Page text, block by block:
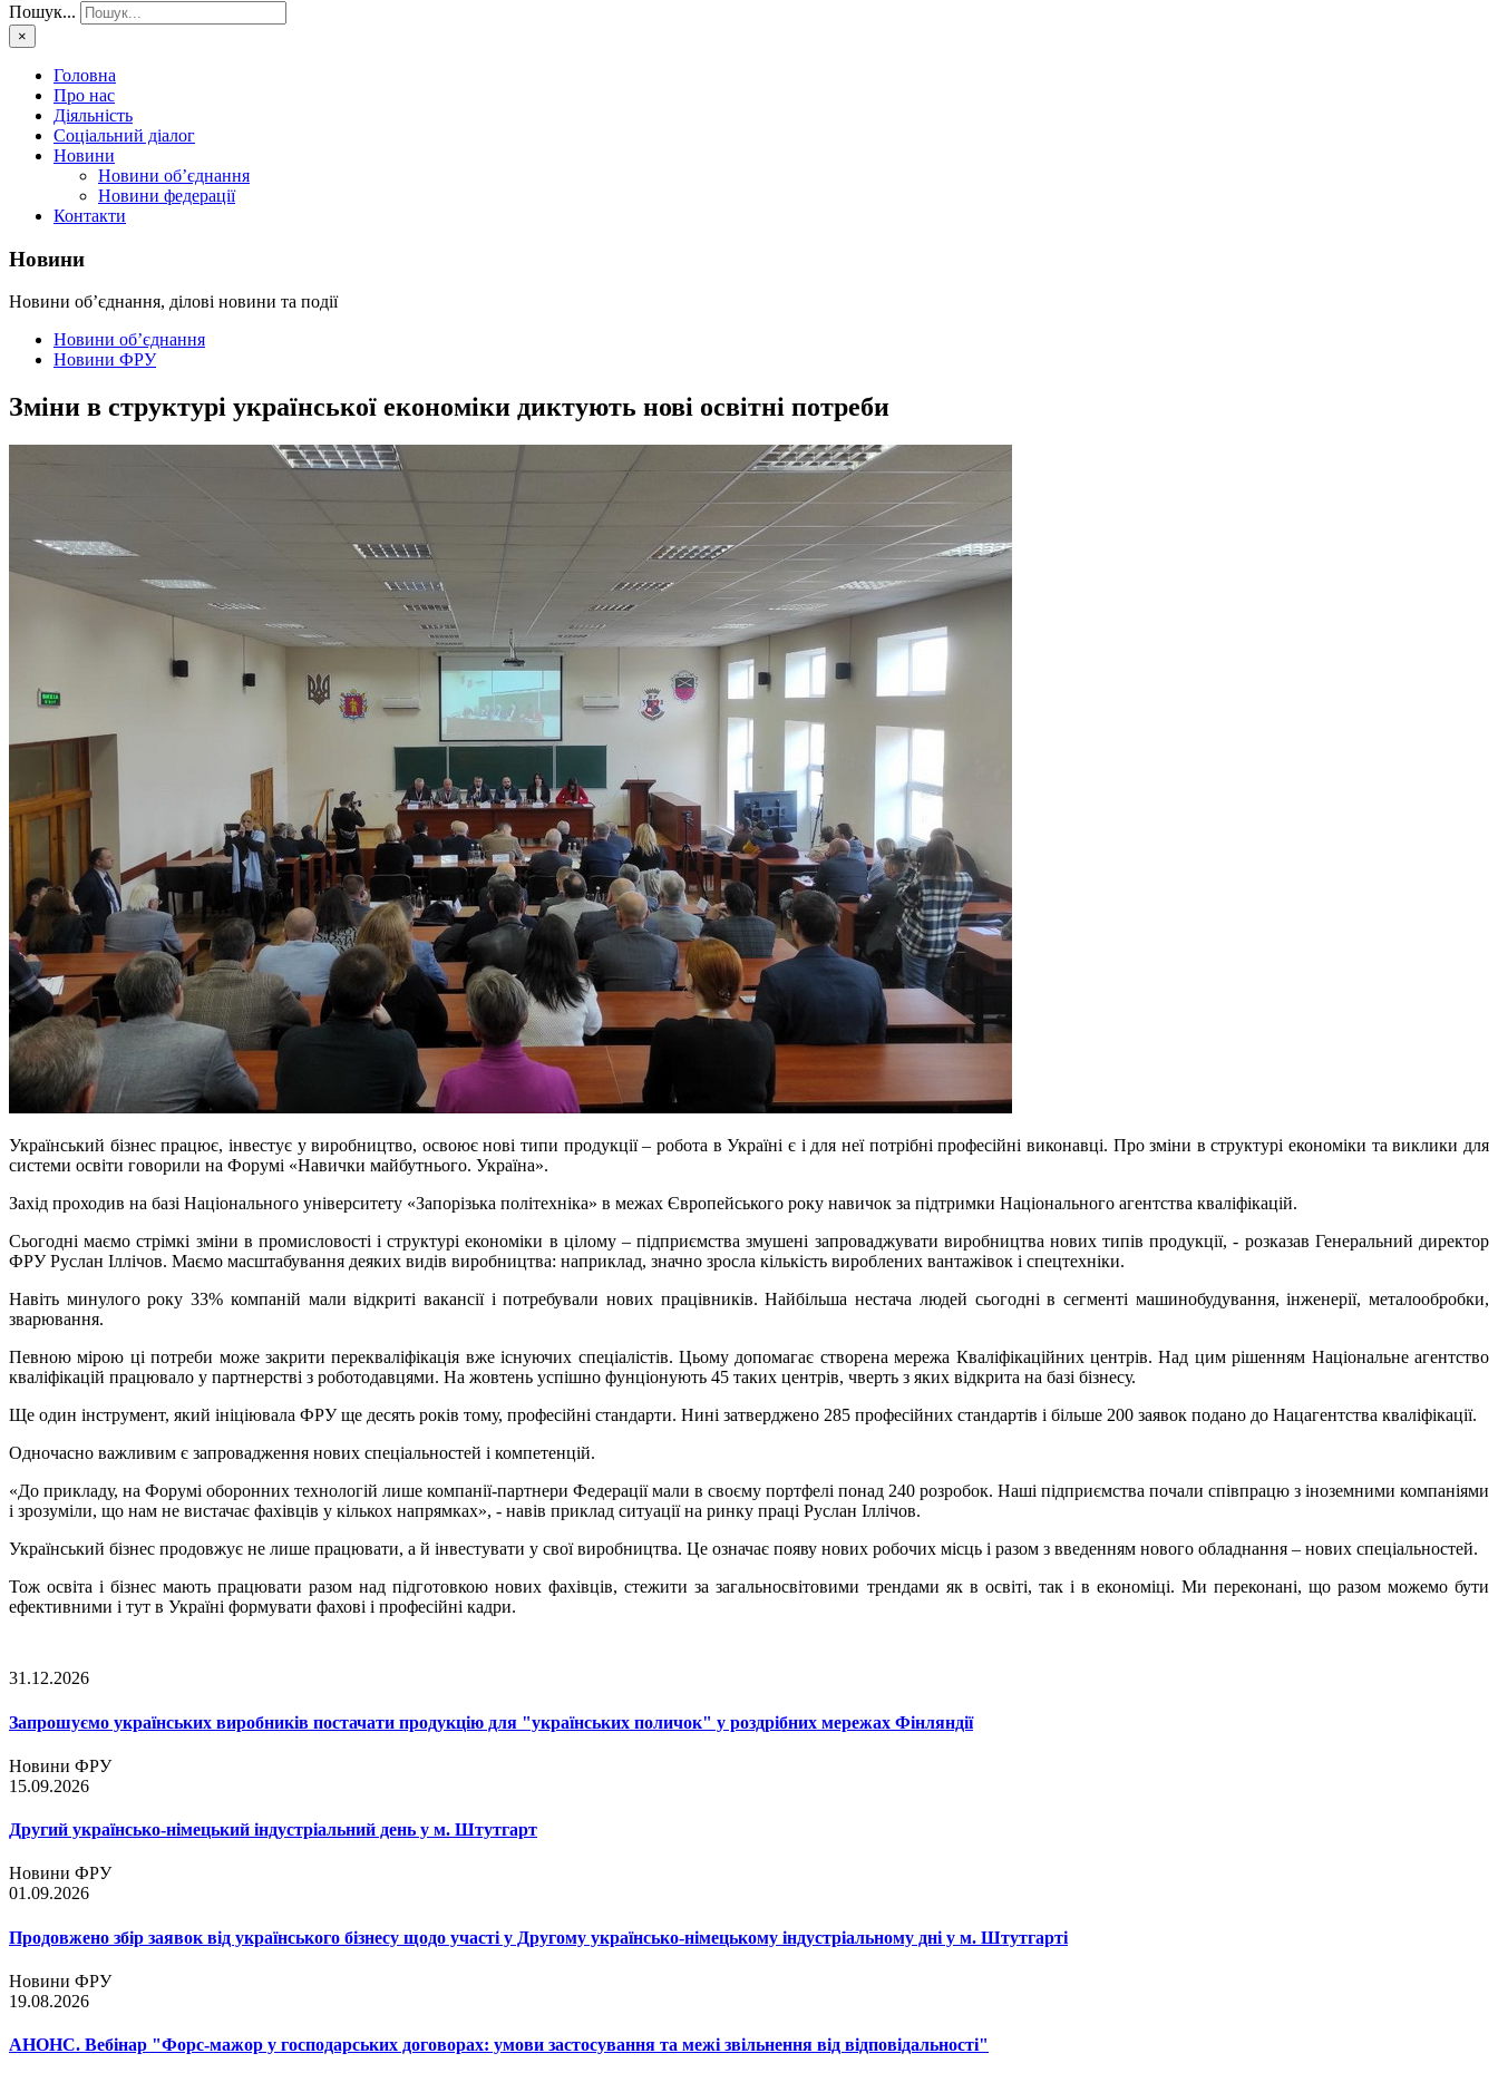
Пошук...
×
Головна
Про нас
Діяльність
Соціальний діалог
Новини
Новини об’єднання
Новини федерації
Контакти
Новини
Новини об’єднання, ділові новини та події
Новини об’єднання
Новини ФРУ
Зміни в структурі української економіки диктують нові освітні потреби
Український бізнес працює, інвестує у виробництво, освоює нові типи продукції – робота в Україні є і для неї потрібні професійні виконавці. Про зміни в структурі економіки та виклики для
системи освіти говорили на Форумі «Навички майбутнього. Україна».
Захід проходив на базі Національного університету «Запорізька політехніка» в межах Європейського року навичок за підтримки Національного агентства кваліфікацій.
Сьогодні маємо стрімкі зміни в промисловості і структурі економіки в цілому – підприємства змушені запроваджувати виробництва нових типів продукції, - розказав Генеральний директор
ФРУ Руслан Іллічов. Маємо масштабування деяких видів виробництва: наприклад, значно зросла кількість вироблених вантажівок і спецтехніки.
Навіть минулого року 33% компаній мали відкриті вакансії і потребували нових працівників. Найбільша нестача людей сьогодні в сегменті машинобудування, інженерії, металообробки,
зварювання.
Певною мірою ці потреби може закрити перекваліфікація вже існуючих спеціалістів. Цьому допомагає створена мережа Кваліфікаційних центрів. Над цим рішенням Національне агентство
кваліфікацій працювало у партнерстві з роботодавцями. На жовтень успішно фунціонують 45 таких центрів, чверть з яких відкрита на базі бізнесу.
Ще один інструмент, який ініціювала ФРУ ще десять років тому, професійні стандарти. Нині затверджено 285 професійних стандартів і більше 200 заявок подано до Нацагентства кваліфікації.
Одночасно важливим є запровадження нових спеціальностей і компетенцій.
«До прикладу, на Форумі оборонних технологій лише компанії-партнери Федерації мали в своєму портфелі понад 240 розробок. Наші підприємства почали співпрацю з іноземними компаніями
і зрозуміли, що нам не вистачає фахівців у кількох напрямках», - навів приклад ситуації на ринку праці Руслан Іллічов.
Український бізнес продовжує не лише працювати, а й інвестувати у свої виробництва. Це означає появу нових робочих місць і разом з введенням нового обладнання – нових спеціальностей.
Тож освіта і бізнес мають працювати разом над підготовкою нових фахівців, стежити за загальносвітовими трендами як в освіті, так і в економіці. Ми переконані, що разом можемо бути
ефективними і тут в Україні формувати фахові і професійні кадри.
31.12.2026
Запрошуємо українських виробників постачати продукцію для "українських поличок" у роздрібних мережах Фінляндії
Новини ФРУ
15.09.2026
Другий українсько-німецький індустріальний день у м. Штутгарт
Новини ФРУ
01.09.2026
Продовжено збір заявок від українського бізнесу щодо участі у Другому українсько-німецькому індустріальному дні у м. Штутгарті
Новини ФРУ
19.08.2026
АНОНС. Вебінар "Форс-мажор у господарських договорах: умови застосування та межі звільнення від відповідальності"